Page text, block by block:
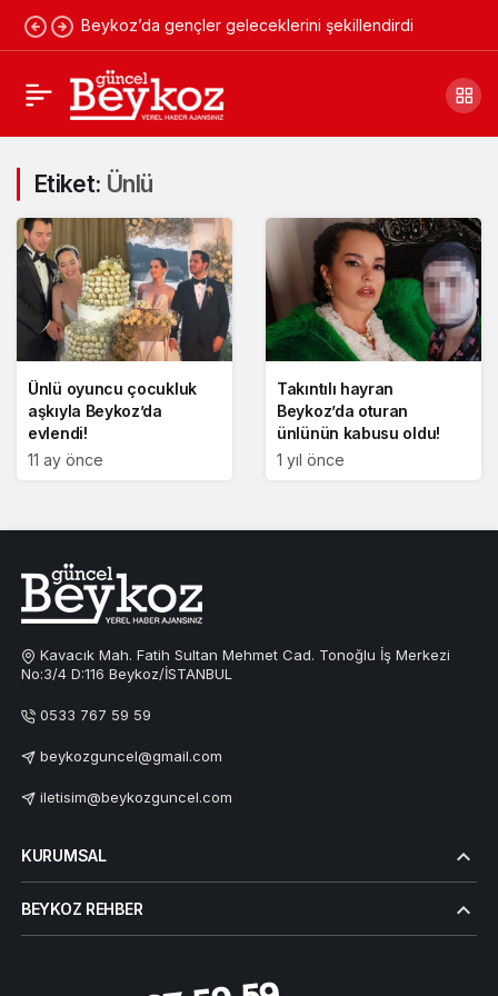
Beykoz’da gençler geleceklerini şekillendirdi
Etiket: Ünlü
Ünlü oyuncu çocukluk
aşkıyla Beykoz’da
evlendi!
11 ay önce
Takıntılı hayran
Beykoz’da oturan
ünlünün kabusu oldu!
1 yıl önce
Kavacık Mah. Fatih Sultan Mehmet Cad. Tonoğlu İş Merkezi
No:3/4 D:116 Beykoz/İSTANBUL
0533 767 59 59
beykozguncel@gmail.com
iletisim@beykozguncel.com
KURUMSAL
BEYKOZ REHBER